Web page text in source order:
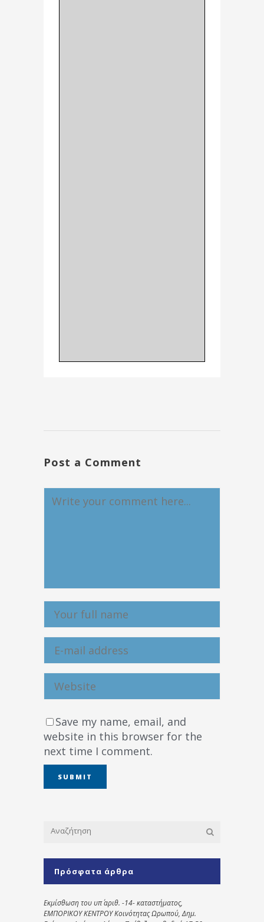
Post a Comment
Save my name, email, and
website in this browser for the
next time I comment.
Πρόσφατα άρθρα
Εκμίσθωση του υπ΄ αριθ. -14- καταστήματος,
ΕΜΠΟΡΙΚΟΥ ΚΕΝΤΡΟΥ Κοινότητας Ωρωπού, Δημ.